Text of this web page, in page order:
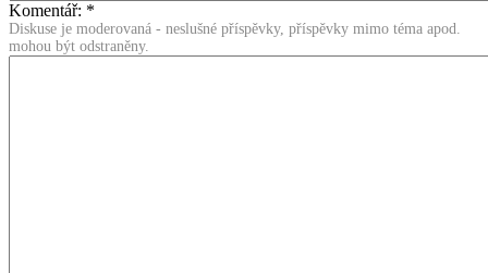
Komentář: *
Diskuse je moderovaná - neslušné příspěvky, příspěvky mimo téma apod.
mohou být odstraněny.